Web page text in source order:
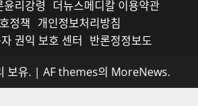
윤리강령 더뉴스메디칼 이용약관
정책 개인정보처리방침
권익 보호 센터 반론정정보도
보유. | AF themes의 MoreNews.